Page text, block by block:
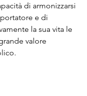
di armonizzarsi
e di
la sua vita le
valore